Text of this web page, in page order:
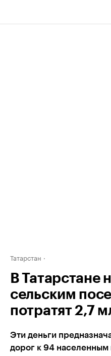
Татарстан
В Татарстане
сельским
потратят 2,7
Эти деньги
дорог к 94 населенным